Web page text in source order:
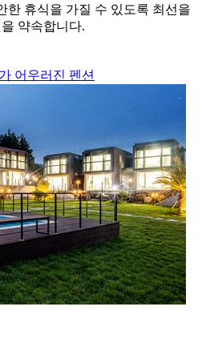
한 휴식을 가질 수 있도록 최선을
약속합니다.
어우러진 펜션